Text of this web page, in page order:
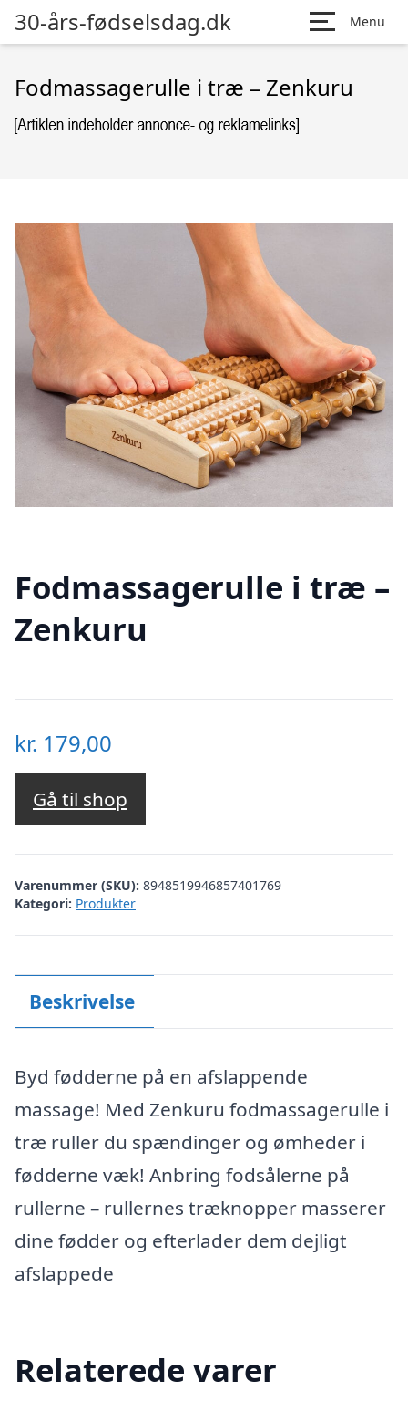
30-års-fødselsdag.dk Menu
Fodmassagerulle i træ – Zenkuru
Fodmassagerulle i træ –
Zenkuru
kr. 179,00
Gå til shop
Varenummer (SKU): 8948519946857401769
Kategori: Produkter
Beskrivelse
Byd fødderne på en afslappende
massage! Med Zenkuru fodmassagerulle i
træ ruller du spændinger og ømheder i
fødderne væk! Anbring fodsålerne på
rullerne – rullernes træknopper masserer
dine fødder og efterlader dem dejligt
afslappede
Relaterede varer